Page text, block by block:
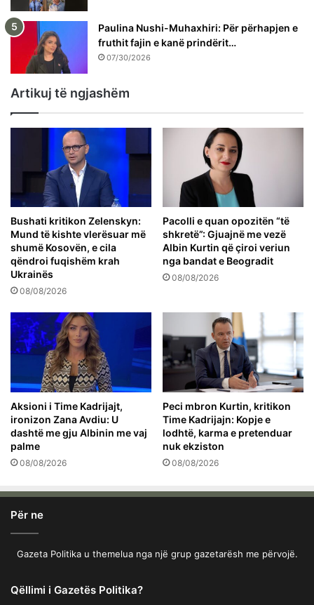
Paulina Nushi-Muhaxhiri: Për përhapjen e
fruthit fajin e kanë prindërit…
07/30/2026
Artikuj të ngjashëm
Bushati kritikon Zelenskyn:
Mund të kishte vlerësuar më
shumë Kosovën, e cila
qëndroi fuqishëm krah
Ukrainës
08/08/2026
Pacolli e quan opozitën “të
shkretë”: Gjuajnë me vezë
Albin Kurtin që çiroi veriun
nga bandat e Beogradit
08/08/2026
Aksioni i Time Kadrijajt,
ironizon Zana Avdiu: U
dashtë me gju Albinin me vaj
palme
08/08/2026
Peci mbron Kurtin, kritikon
Time Kadrijajn: Kopje e
lodhtë, karma e pretenduar
nuk ekziston
08/08/2026
Për ne
Gazeta Politika u themelua nga një grup gazetarësh me përvojë.
Qëllimi i Gazetës Politika?